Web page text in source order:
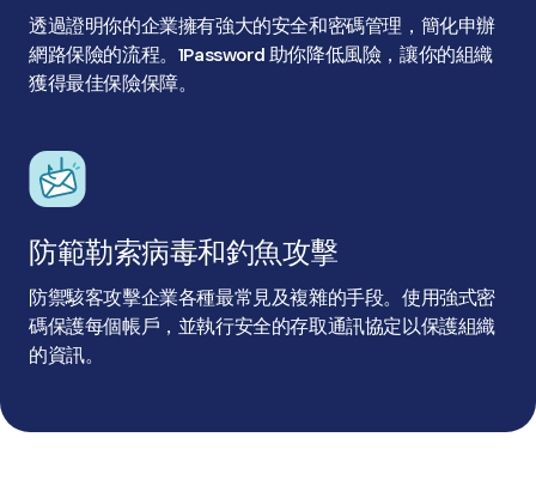
透過證明你的企業擁有強大的安全和密碼管理，簡化申辦
網路保險的流程。1Password 助你降低風險，讓你的組織
獲得最佳保險保障。
防範勒索病毒和釣魚攻擊
防禦駭客攻擊企業各種最常見及複雜的手段。使用強式密
碼保護每個帳戶，並執行安全的存取通訊協定以保護組織
的資訊。